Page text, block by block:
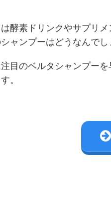
酵素ドリンクやサプリ
ャンプーはどうなんでし
目のベルタシャンプー
。